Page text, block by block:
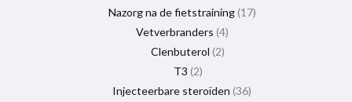
Nazorg na de fietstraining 17
Vetverbranders 4
Clenbuterol 2
T3 2
Injecteerbare steroïden 36